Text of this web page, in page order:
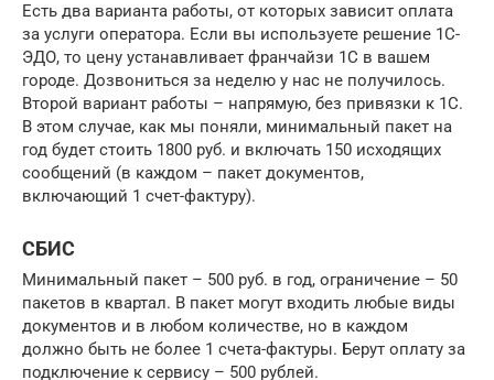
Есть два варианта работы, от которых зависит оплата
за услуги оператора. Если вы используете решение 1С-
ЭДО, то цену устанавливает франчайзи 1С в вашем
городе. Дозвониться за неделю у нас не получилось.
Второй вариант работы – напрямую, без привязки к 1С.
В этом случае, как мы поняли, минимальный пакет на
год будет стоить 1800 руб. и включать 150 исходящих
сообщений (в каждом – пакет документов,
включающий 1 счет-фактуру).
СБИС
Минимальный пакет – 500 руб. в год, ограничение – 50
пакетов в квартал. В пакет могут входить любые виды
документов и в любом количестве, но в каждом
должно быть не более 1 счета-фактуры. Берут оплату за
подключение к сервису – 500 рублей.